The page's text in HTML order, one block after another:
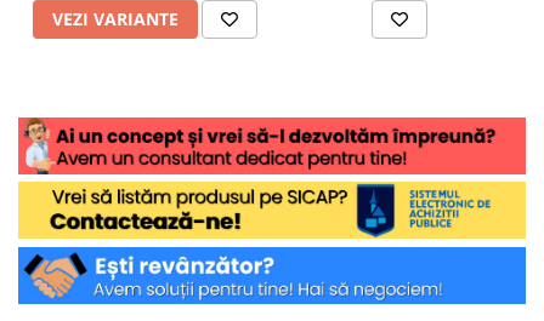
VEZI VARIANTE